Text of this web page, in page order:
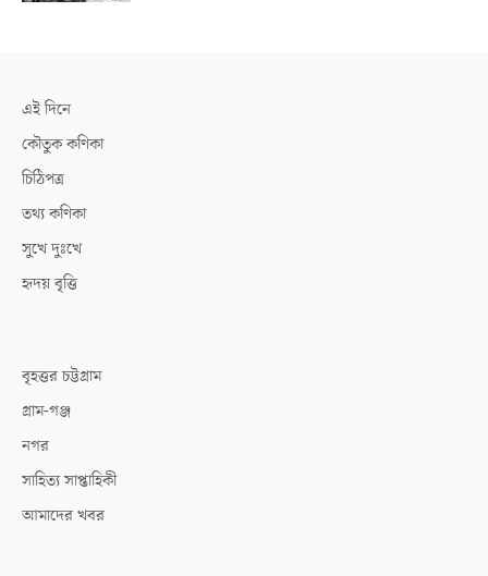
এই দিনে
কৌতুক কণিকা
চিঠিপত্র
তথ্য কণিকা
সুখে দুঃখে
হৃদয় বৃত্তি
বৃহত্তর চট্টগ্রাম
গ্রাম-গঞ্জ
নগর
সাহিত্য সাপ্তাহিকী
আমাদের খবর